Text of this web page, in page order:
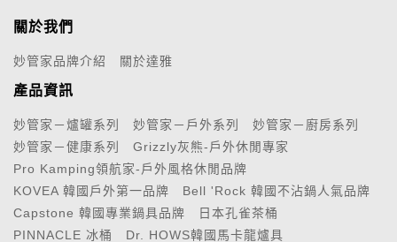
關於我們
妙管家品牌介紹 關於達雅
產品資訊
妙管家－爐罐系列 妙管家－戶外系列
妙管家－廚房系列
妙管家－健康系列
Grizzly灰熊-戶外休閒專家
Pro Kamping領航家-戶外風格休閒品牌
KOVEA 韓國戶外第一品牌
Bell 'Rock 韓國不沾鍋人氣品牌
Capstone 韓國專業鍋具品牌
日本孔雀茶桶
PINNACLE 冰桶
Dr. HOWS韓國馬卡龍爐具